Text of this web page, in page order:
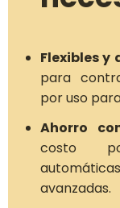
Flexibles
para
por uso
Ahorro
costo
avanzadas.